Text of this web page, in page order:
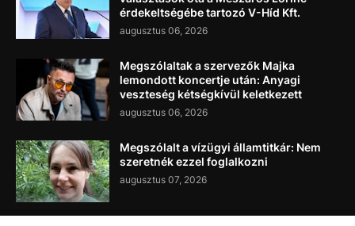
érdekeltségébe tartozó V-Híd Kft.
augusztus 06, 2026
Megszólaltak a szervezők Majka
lemondott koncertje után: Anyagi
veszteség kétségkívül keletkezett
augusztus 06, 2026
Megszólalt a vízügyi államtitkár: Nem
szeretnék ezzel foglalkozni
augusztus 07, 2026